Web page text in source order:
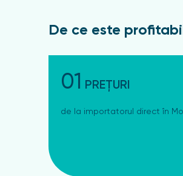
De ce este
01 PREȚURI
de la importatorul direct în